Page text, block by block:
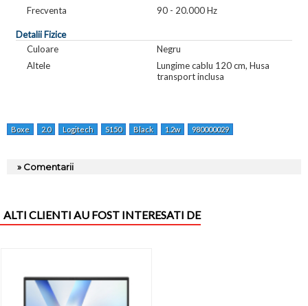
Frecventa
90 - 20.000 Hz
Detalii Fizice
Culoare
Negru
Altele
Lungime cablu 120 cm, Husa
transport inclusa
Boxe 2.0 Logitech S150 Black 1.2w 980000029
» Comentarii
ALTI CLIENTI AU FOST INTERESATI DE